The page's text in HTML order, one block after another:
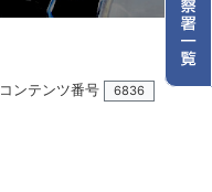
コンテンツ番号 6836